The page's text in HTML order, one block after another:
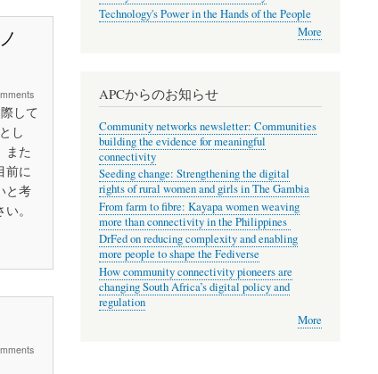
して
し
また
前に
と考
。
Technology's Power in the Hands of the People
More
APCからのお知らせ
Community networks newsletter: Communities
building the evidence for meaningful
connectivity
Seeding change: Strengthening the digital
rights of rural women and girls in The Gambia
From farm to fibre: Kayapa women weaving
more than connectivity in the Philippines
DrFed on reducing complexity and enabling
more people to shape the Fediverse
How community connectivity pioneers are
changing South Africa’s digital policy and
regulation
More